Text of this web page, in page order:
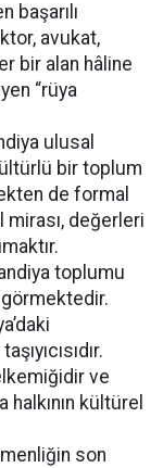
başarılı
avukat,
bir alan hâline
“rüya
ulusal
bir toplum
de formal
mirası, değerleri
toplumu
ve
kültürel
son